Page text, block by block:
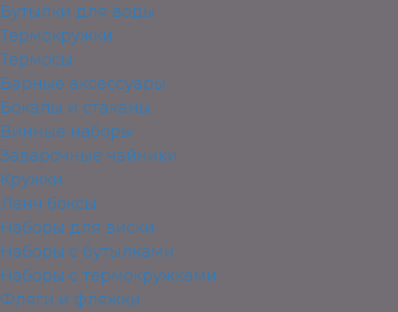
Бутылки для воды
Термокружки
Термосы
Барные аксессуары
Бокалы и стаканы
Винные наборы
Заварочные чайники
Кружки
Ланч боксы
Наборы для виски
Наборы с бутылками
Наборы с термокружками
Фляги и фляжки